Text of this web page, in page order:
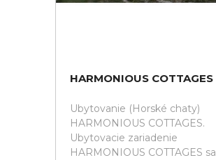
HARMONIOUS COTTAGES
Ubytovanie (Horské chaty)
HARMONIOUS COTTAGES.
Ubytovacie zariadenie
HARMONIOUS COTTAGES sa